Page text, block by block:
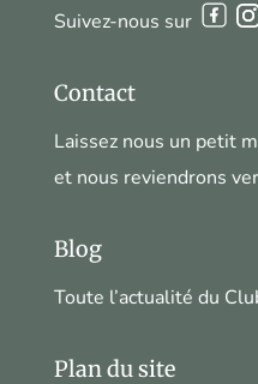
Suivez-nous sur
Contact
Laissez nous un petit
et nous reviendrons
Blog
Toute l’actualité du
Plan du site